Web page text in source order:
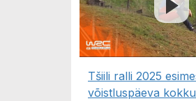
Tšiili ralli 2025
võistluspäeva